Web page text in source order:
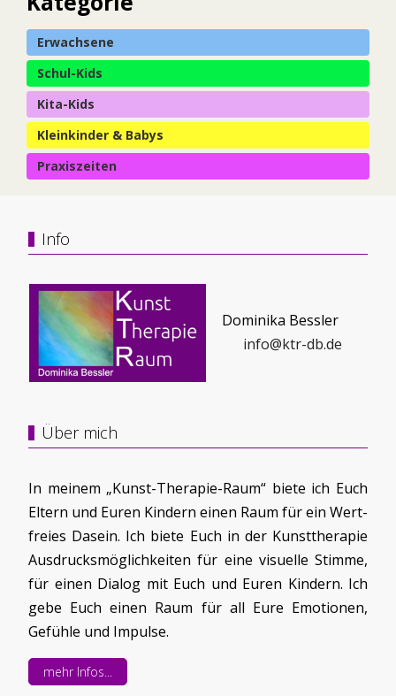
Erwachsene
Schul-Kids
Kita-Kids
Kleinkinder & Babys
Praxiszeiten
Info
Dominika Bessler
info@ktr-db.de
Über mich
In meinem „Kunst-Therapie-Raum“ biete ich Euch
Eltern und Euren Kindern einen Raum für ein Wert-
freies Dasein. Ich biete Euch in der Kunsttherapie
Ausdrucksmöglichkeiten für eine visuelle Stimme,
für einen Dialog mit Euch und Euren Kindern. Ich
gebe Euch einen Raum für all Eure Emotionen,
Gefühle und Impulse.
mehr Infos...